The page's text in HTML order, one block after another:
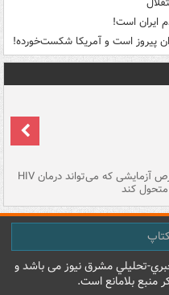
ایران است!
پیروز است و آمریکا شکست‌خورده!
قرص آزمایشی که می‌تواند درمان HIV
متحول کند
تحليلي مشرق نيوز می باشد و
منبع بلامانع است.